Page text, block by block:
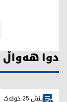
دوا هەواڵ
پێش 25 خولەک